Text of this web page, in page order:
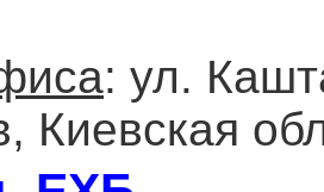
: ул.
Киевская